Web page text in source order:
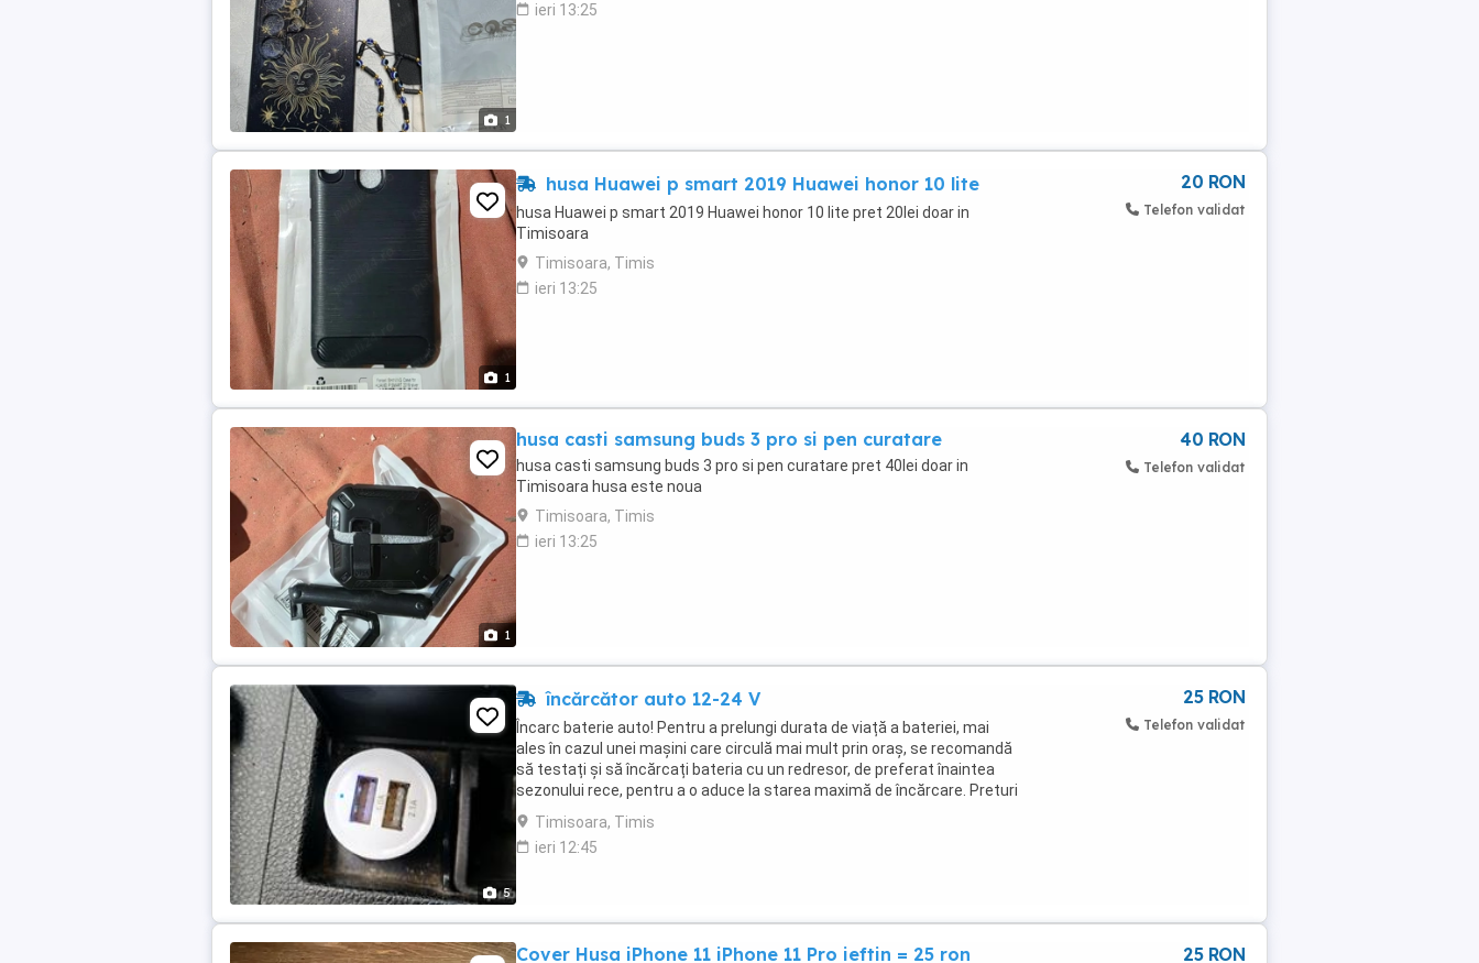
1
ieri 13:25
1
husa Huawei p smart 2019 Huawei honor 10 lite
husa Huawei p smart 2019 Huawei honor 10 lite pret 20lei doar in
Timisoara
Timisoara, Timis
ieri 13:25
20 RON
Telefon validat
1
husa casti samsung buds 3 pro si pen curatare
husa casti samsung buds 3 pro si pen curatare pret 40lei doar in
Timisoara husa este noua
Timisoara, Timis
ieri 13:25
40 RON
Telefon validat
5
încărcător auto 12-24 V
Încarc baterie auto! Pentru a prelungi durata de viață a bateriei, mai
ales în cazul unei mașini care circulă mai mult prin oraș, se recomandă
să testați și să încărcați bateria cu un redresor, de preferat înaintea
sezonului rece, pentru a o aduce la starea maximă de încărcare. Preturi
pentru încărcarea ...
Timisoara, Timis
ieri 12:45
25 RON
Telefon validat
Cover Husa iPhone 11 iPhone 11 Pro ieftin = 25 ron
25 RON